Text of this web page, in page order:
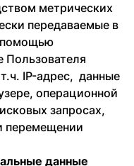
метрических
передаваемые в
помощью
Пользователя
IP-адрес, данные
операционной
запросах,
перемещении
данные